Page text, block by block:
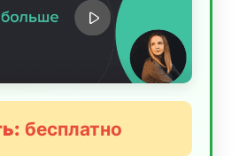
бесплатно